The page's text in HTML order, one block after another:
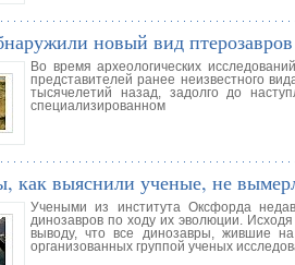
новый вид птерозавров
Во время археологических
представителей ранее неизвестного
тысячелетий назад, задолго до
специализированном
как выяснили ученые, не
Учеными из института Оксфорда
динозавров по ходу их эволюции.
выводу, что все динозавры, жившие
организованных группой ученых